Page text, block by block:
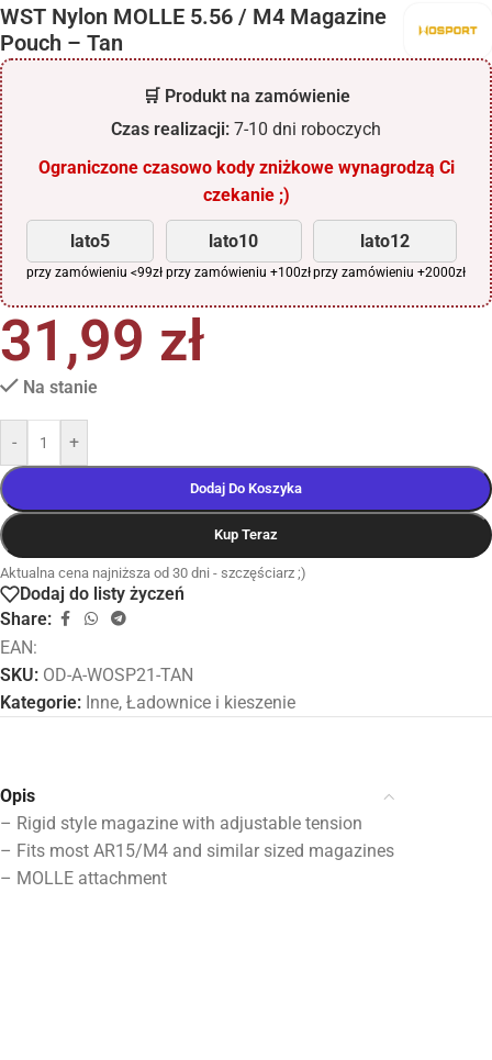
WST Nylon MOLLE 5.56 / M4 Magazine
Pouch – Tan
🛒 Produkt na zamówienie
Czas realizacji: 7-10 dni roboczych
Ograniczone czasowo kody zniżkowe wynagrodzą Ci
czekanie ;)
lato5
przy zamówieniu <99zł
lato10
przy zamówieniu +100zł
lato12
przy zamówieniu +2000zł
31,99 zł
Na stanie
- +
Dodaj Do Koszyka
Kup Teraz
Aktualna cena najniższa od 30 dni - szczęściarz ;)
Dodaj do listy życzeń
Share:
EAN:
SKU: OD-A-WOSP21-TAN
Kategorie: Inne, Ładownice i kieszenie
Opis
– Rigid style magazine with adjustable tension
– Fits most AR15/M4 and similar sized magazines
– MOLLE attachment